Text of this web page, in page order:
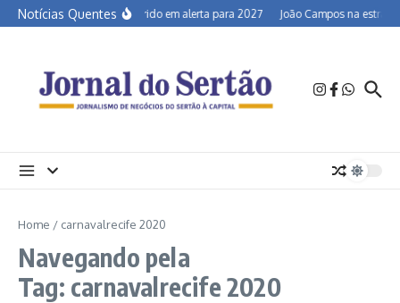
Ir para o conteúdo
Notícias QuentesSemiárido em alerta para 2027 João Campos na
Home / carnavalrecife 2020
Navegando pela
Tag: carnavalrecife 2020